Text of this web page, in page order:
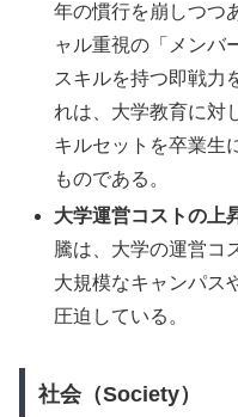
年の慣行を崩しつつ
ャル重視の「メンバ
スキルを持つ即戦力
れは、大学教育に対
キルセットを卒業生
ものである。
大学運営コストの上
騰は、大学の運営コ
大規模なキャンパス
圧迫している。
社会（Society）